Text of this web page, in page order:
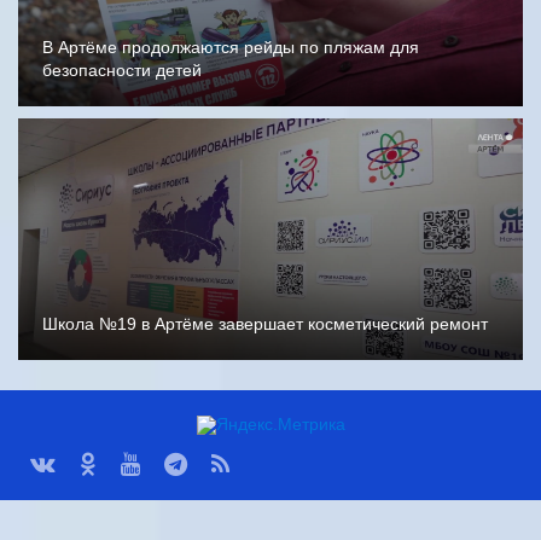
В Артёме продолжаются рейды по пляжам для
безопасности детей
Школа №19 в Артёме завершает косметический ремонт